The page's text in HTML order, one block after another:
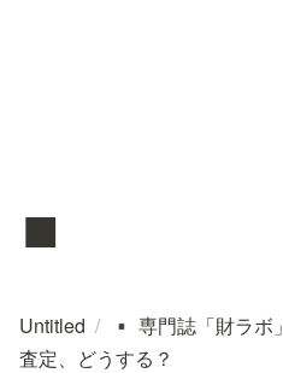
▪️
Untitled / ▪️ 専門誌「財ラボ」
査定、どうする？